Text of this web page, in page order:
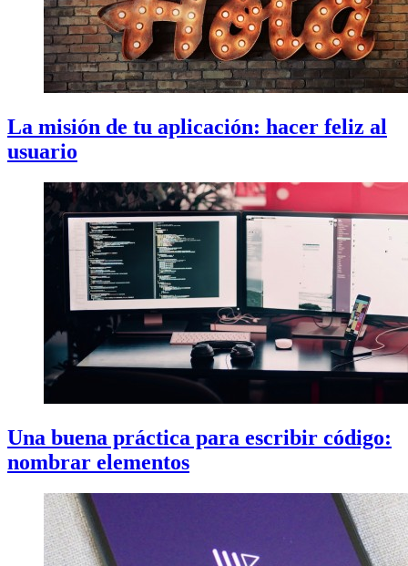
La misión de tu aplicación: hacer feliz al
usuario
Una buena práctica para escribir código:
nombrar elementos